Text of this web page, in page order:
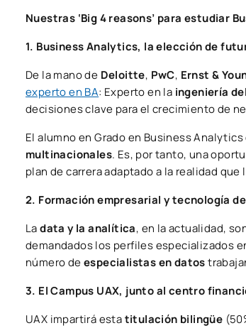
Nuestras ‘Big 4 reasons’ para estudiar
1. Business Analytics, la elección de
De la mano de Deloitte, PwC, Ernst &
experto en BA: Experto en la ingeniería
decisiones clave para el crecimiento de
El alumno en Grado en Business
multinacionales. Es, por tanto, una
plan de carrera adaptado a la realidad que
2. Formación empresarial y tecnología
Ladata y la analítica, en la actualidad,
demandados los perfiles especializados
número deespecialistas en datos
3. El Campus UAX, junto al centro
UAX impartirá estatitulación bilingüe